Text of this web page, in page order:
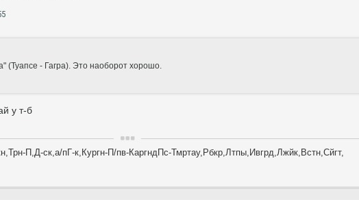
(Туапсе - Гагра). Это наоборот хорошо.
у т-б
П,Д-ск,а/пГ-к,Кургн-П/пв-КаргндПс-Тмртау,Рбкр,Лтпы,Ивгрд,Лжйк,Встн,Сйгт,